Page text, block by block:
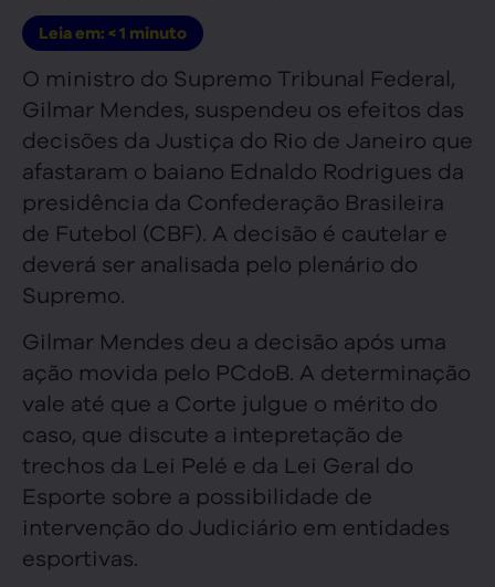
Leia em: < 1 minuto
O ministro do Supremo Tribunal Federal,
Gilmar Mendes, suspendeu os efeitos das
decisões da Justiça do Rio de Janeiro que
afastaram o baiano Ednaldo Rodrigues da
presidência da Confederação Brasileira
de Futebol (CBF). A decisão é cautelar e
deverá ser analisada pelo plenário do
Supremo.
Gilmar Mendes deu a decisão após uma
ação movida pelo PCdoB. A determinação
vale até que a Corte julgue o mérito do
caso, que discute a intepretação de
trechos da Lei Pelé e da Lei Geral do
Esporte sobre a possibilidade de
intervenção do Judiciário em entidades
esportivas.